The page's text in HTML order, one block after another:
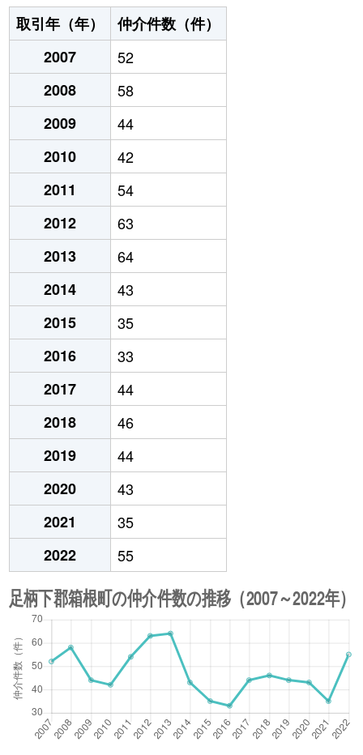
取引年（年）
仲介件数（件）
2007
52
2008
58
2009
44
2010
42
2011
54
2012
63
2013
64
2014
43
2015
35
2016
33
2017
44
2018
46
2019
44
2020
43
2021
35
2022
55